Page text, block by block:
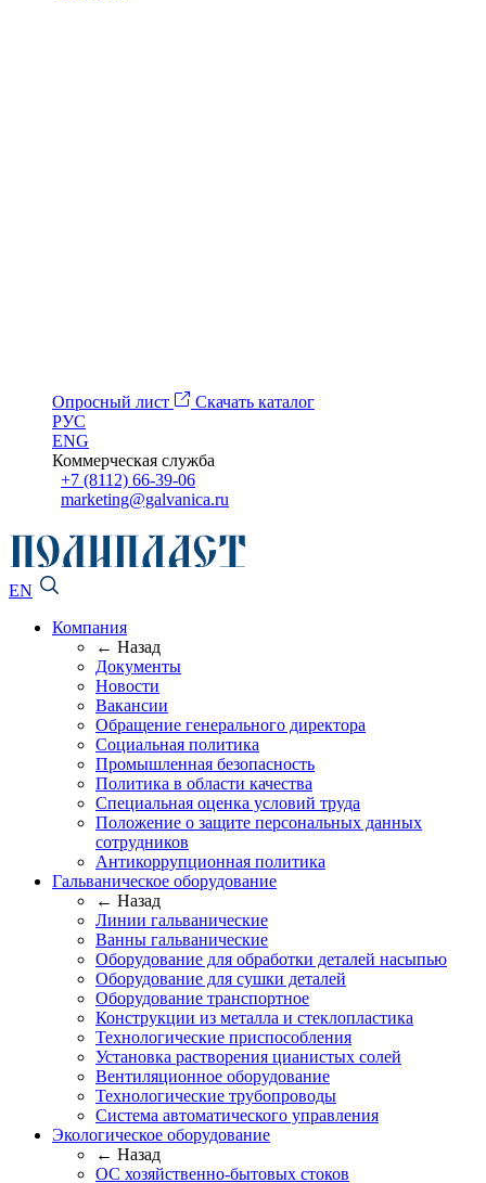
Опросный лист
Скачать каталог
РУС
ENG
Коммерческая служба
+7 (8112) 66-39-06
marketing@galvanica.ru
EN
Компания
← Назад
Документы
Новости
Вакансии
Обращение генерального директора
Социальная политика
Промышленная безопасность
Политика в области качества
Специальная оценка условий труда
Положение о защите персональных данных
сотрудников
Антикоррупционная политика
Гальваническое оборудование
← Назад
Линии гальванические
Ванны гальванические
Оборудование для обработки деталей насыпью
Оборудование для сушки деталей
Оборудование транспортное
Конструкции из металла и стеклопластика
Технологические приспособления
Установка растворения цианистых солей
Вентиляционное оборудование
Технологические трубопроводы
Система автоматического управления
Экологическое оборудование
← Назад
ОС хозяйственно-бытовых стоков